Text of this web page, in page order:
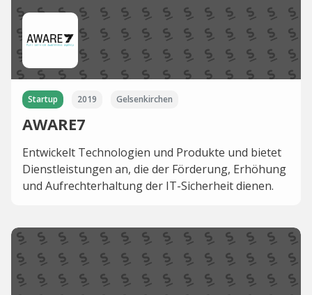
Startup 2019 Gelsenkirchen
AWARE7
Entwickelt Technologien und Produkte und bietet
Dienstleistungen an, die der Förderung, Erhöhung
und Aufrechterhaltung der IT-Sicherheit dienen.